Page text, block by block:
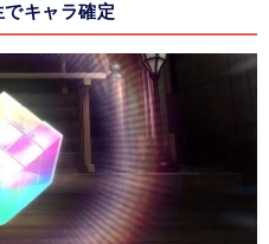
キャラ確定